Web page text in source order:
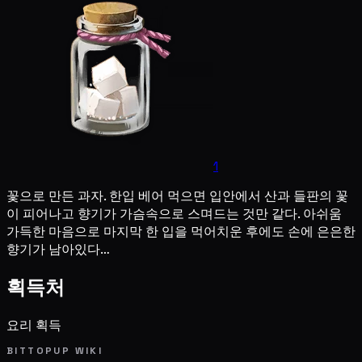
1
꽃으로 만든 과자. 한입 베어 먹으면 입안에서 산과 들판의 꽃
이 피어나고 향기가 가슴속으로 스며드는 것만 같다. 아쉬움
가득한 마음으로 마지막 한 입을 먹어치운 후에도 손에 은은한
향기가 남아있다…
획득처
요리 획득
BITTOPUP WIKI